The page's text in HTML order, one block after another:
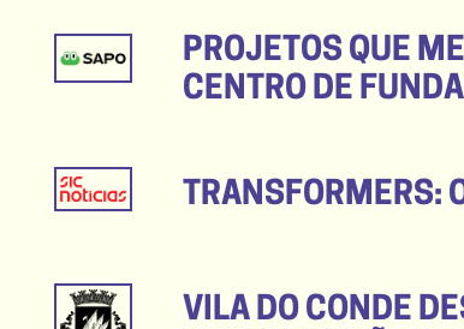
PROJETOS QUE
CENTRO DE
TRANSFORMERS:
VILA DO CONDE